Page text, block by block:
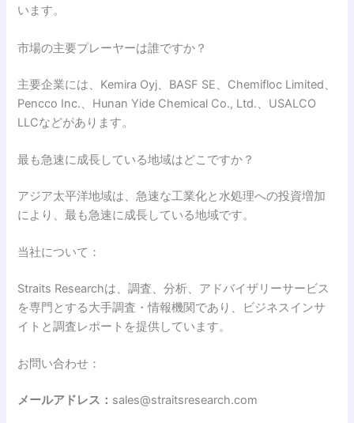
います。
市場の主要プレーヤーは誰ですか？
主要企業には、Kemira Oyj、BASF SE、Chemifloc Limited、
Pencco Inc.、Hunan Yide Chemical Co., Ltd.、USALCO
LLCなどがあります。
最も急速に成長している地域はどこですか？
アジア太平洋地域は、急速な工業化と水処理への投資増加
により、最も急速に成長している地域です。
当社について：
Straits Researchは、調査、分析、アドバイザリーサービス
を専門とする大手調査・情報機関であり、ビジネスインサ
イトと調査レポートを提供しています。
お問い合わせ：
メールアドレス： sales@straitsresearch.com